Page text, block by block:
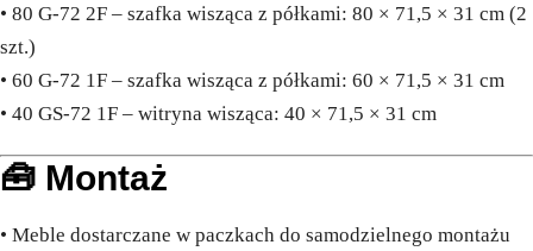
• 80 G-72 2F – szafka wisząca z półkami: 80 × 71,5 × 31 cm (2
szt.)
• 60 G-72 1F – szafka wisząca z półkami: 60 × 71,5 × 31 cm
• 40 GS-72 1F – witryna wisząca: 40 × 71,5 × 31 cm
🧰 Montaż
• Meble dostarczane w paczkach do samodzielnego montażu